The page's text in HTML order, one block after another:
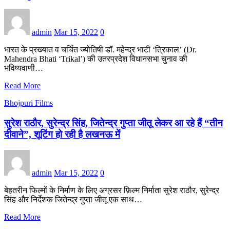
admin Mar 15, 2022 0
भारत के प्रख्यात व चर्चित ज्योतिषी डॉ. महेन्द्र भाटी ‘त्रिकाल’ (Dr.
Mahendra Bhati ‘Trikal’) की उतरप्रदेश विधानसभा चुनाव की
भविष्यवाणी…
Read More
Bhojpuri Films
सुरेश राठौर, सुरेन्द्र सिंह, जितेन्द्र गुप्ता जीतू लेकर आ रहे हैं “तीन
दीवाने”, शूटिंग हो रही है लखनऊ में
admin Mar 15, 2022 0
बेहतरीन फिल्मों के निर्माण के लिए अग्रसर फ़िल्म निर्माता सुरेश राठौर, सुरेन्द्र
सिंह और निर्देशक जितेन्द्र गुप्ता जीतू एक साथ…
Read More